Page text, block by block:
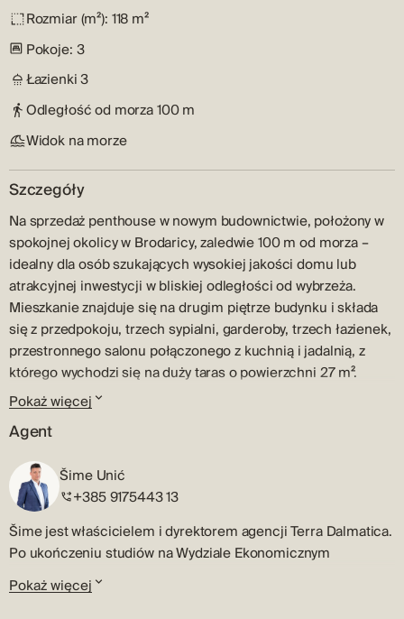
Rozmiar (m²): 118 m²
Pokoje: 3
Łazienki3
Odległość od morza100 m
Widok na morze
Szczegóły
Na sprzedaż penthouse w nowym budownictwie, położony w
spokojnej okolicy w Brodaricy, zaledwie 100 m od morza –
idealny dla osób szukających wysokiej jakości domu lub
atrakcyjnej inwestycji w bliskiej odległości od wybrzeża.
Mieszkanie znajduje się na drugim piętrze budynku i składa
się z przedpokoju, trzech sypialni, garderoby, trzech łazienek,
przestronnego salonu połączonego z kuchnią i jadalnią, z
którego wychodzi się na duży taras o powierzchni 27 m².
Dodatkowo, mieszkanie posiada balkon o powierzchni 2,50
m². Powierzchnia użytkowa netto mieszkania wynosi 98,14 m²,
nie wliczając tarasu i balkonu. W cenie zawarte są dwa
prywatne miejsca parkingowe. Zwrócono uwagę na wysoką
jakość budowy i wykończenia. W salonie i łazienkach
zamontowano ogrzewanie podłogowe, co zapewnia
dodatkowy komfort zimą. Stolarka zewnętrzna wykonana jest z
potrójnych szyb, co wpływa na efektywność energetyczną,
izolację akustyczną i poczucie prywatności. Możliwość
szybkiego wprowadzenia się. Po więcej informacji, oględziny i
Pokaż więcej
Agent
Šime Unić
+385 9175443 13
Šime jest właścicielem i dyrektorem agencji Terra Dalmatica.
Po ukończeniu studiów na Wydziale Ekonomicznym
Uniwersytetu w Zagrzebiu rozpoczął karierę zawodową w
branży nieruchomości w rodzinnym Szybeniku.
Pokaż więcej